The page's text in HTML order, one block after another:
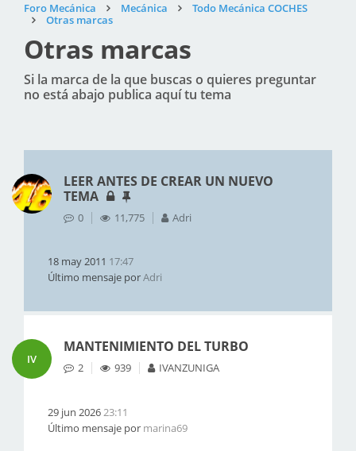
Foro Mecánica Mecánica
Todo Mecánica COCHES
Otras marcas
Otras marcas
Si la marca de la que buscas o quieres preguntar
no está abajo publica aquí tu tema
LEER ANTES DE CREAR UN NUEVO
TEMA
0 11,775 Adri
18 may 2011 17:47
Último mensaje porAdri
IV
MANTENIMIENTO DEL TURBO
2 939 IVANZUNIGA
29 jun 202623:11
Último mensaje por marina69